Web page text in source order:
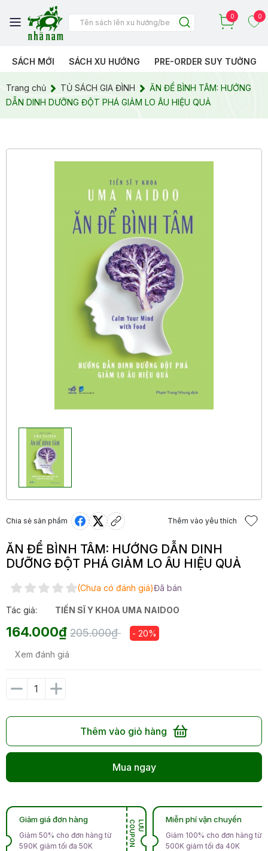
0 0
SÁCH MỚI SÁCH XU HƯỚNG PRE-ORDER SUY TƯỞNG
Trang chủ TỦ SÁCH GIA ĐÌNH
ĂN ĐỂ BÌNH TÂM: HƯỚNG
DẪN DINH DƯỠNG ĐỘT PHÁ GIẢM LO ÂU HIỆU QUẢ
Chia sẻ sản phẩm Thêm vào yêu thích
ĂN ĐỂ BÌNH TÂM: HƯỚNG DẪN DINH
DƯỠNG ĐỘT PHÁ GIẢM LO ÂU HIỆU QUẢ
(Chưa có đánh giá)Đã bán
Tác giả: TIẾN SĨ Y KHOA UMA NAIDOO
164.000₫ 205.000₫ - 20%
Xem đánh giá
Thêm vào giỏ hàng
Mua ngay
Giảm giá đơn hàng
Giảm 50% cho đơn hàng từ
590K giảm tối đa 50K
L
Ư
U
C
O
U
P
O
N
Miễn phí vận chuyển
Giảm 100% cho đơn hàng từ
500K giảm tối đa 40K